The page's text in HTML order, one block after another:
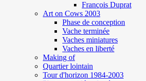
François Duprat
Art on Cows 2003
Phase de conception
Vache terminée
Vaches miniatures
Vaches en liberté
Making of
Quartier lointain
Tour d'horizon 1984-2003